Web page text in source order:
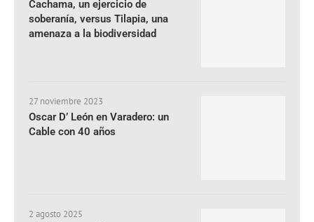
Cachama, un ejercicio de
soberanía, versus Tilapia, una
amenaza a la biodiversidad
27 noviembre 2023
Oscar D’ León en Varadero: un
Cable con 40 años
2 agosto 2025